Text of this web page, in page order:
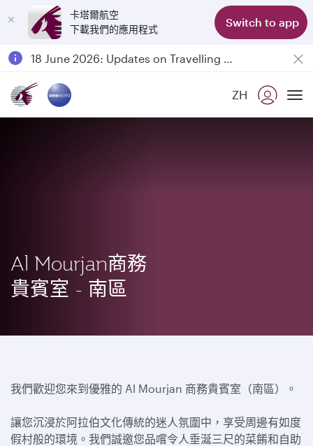
卡塔爾航空
下載我們的應用程式
Switch to app
Passengers flying between Doha and Auckland on QR914 and QR915
18 June 2026: Updates on Travelling with Power Banks
ZH
Al Mourjan商務
貴賓室 - 南區
我們歡迎您來到優雅的 Al Mourjan 商務貴賓室（南區）。
讓您沉浸於阿拉伯文化傳統的迷人氛圍中，享受周邊有如度
假村般的環境。我們誠邀您品嚐令人垂涎三尺的菜餚和自助